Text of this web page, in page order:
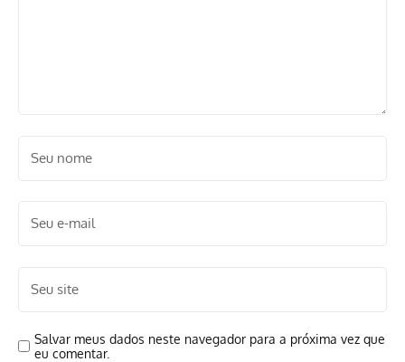
Salvar meus dados neste navegador para a próxima vez que
eu comentar.